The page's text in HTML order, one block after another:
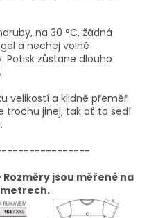
na 30 °C, žádná
a nechej volně
Potisk zůstane dlouho
velikostí a klidně přeměř
trochu jinej, tak ať to sedí
jsou měřené na